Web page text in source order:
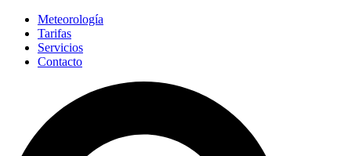
Meteorología
Tarifas
Servicios
Contacto